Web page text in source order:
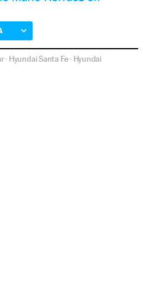
· Hyundai Santa Fe · Hyundai